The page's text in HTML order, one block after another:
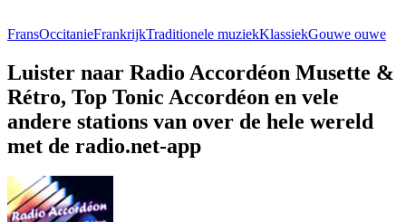
FransOccitanieFrankrijkTraditionele muziekKlassiekGouwe ouwe
Luister naar Radio Accordéon Musette &
Rétro, Top Tonic Accordéon en vele
andere stations van over de hele wereld
met de radio.net-app